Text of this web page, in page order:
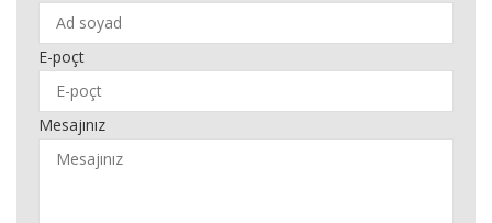
E-poçt
Mesajınız